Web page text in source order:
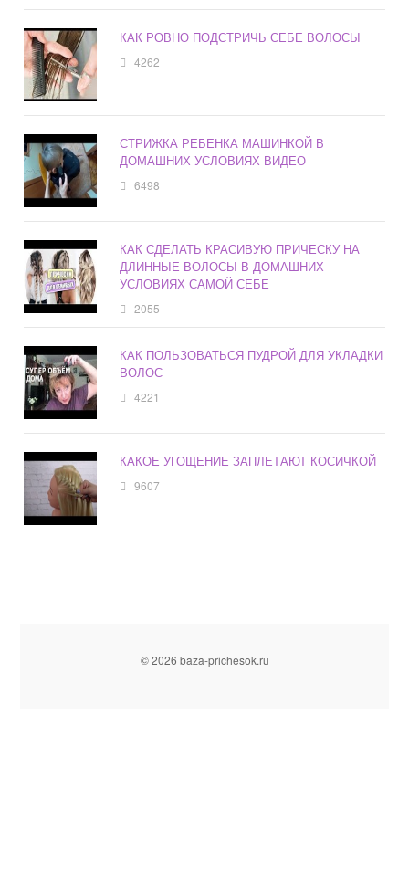
КАК РОВНО ПОДСТРИЧЬ СЕБЕ ВОЛОСЫ
4262
СТРИЖКА РЕБЕНКА МАШИНКОЙ В
ДОМАШНИХ УСЛОВИЯХ ВИДЕО
6498
КАК СДЕЛАТЬ КРАСИВУЮ ПРИЧЕСКУ НА
ДЛИННЫЕ ВОЛОСЫ В ДОМАШНИХ
УСЛОВИЯХ САМОЙ СЕБЕ
2055
КАК ПОЛЬЗОВАТЬСЯ ПУДРОЙ ДЛЯ УКЛАДКИ
ВОЛОС
4221
КАКОЕ УГОЩЕНИЕ ЗАПЛЕТАЮТ КОСИЧКОЙ
9607
© 2026 baza-prichesok.ru